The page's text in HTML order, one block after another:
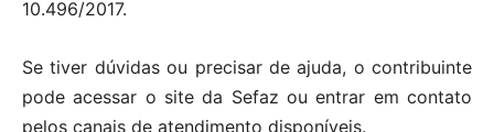
10.496/2017.
Se tiver dúvidas ou precisar de ajuda, o contribuinte
pode acessar o site da Sefaz ou entrar em contato
pelos canais de atendimento disponíveis.